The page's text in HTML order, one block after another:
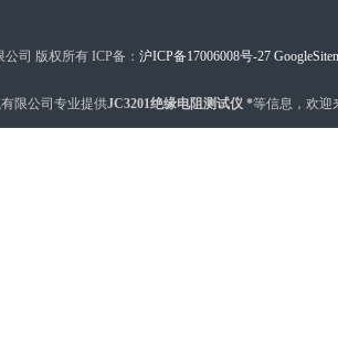
司 版权所有 ICP备： 沪ICP备17006008号-27
限公司专业提供JC3201绝缘电阻测试仪 *等信息，欢迎